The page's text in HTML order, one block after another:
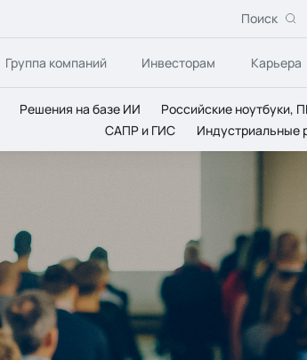
Поиск
Группа компаний Инвесторам Карьера
Решения на базе ИИ Российские ноутбуки,
САПР и ГИС
Индустриальные